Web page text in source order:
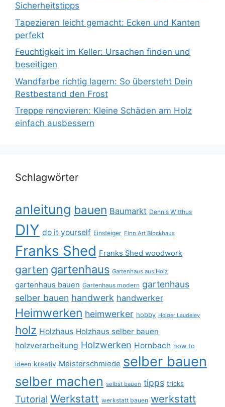
Sicherheitstipps
Tapezieren leicht gemacht: Ecken und Kanten
perfekt
Feuchtigkeit im Keller: Ursachen finden und
beseitigen
Wandfarbe richtig lagern: So übersteht Dein
Restbestand den Frost
Treppe renovieren: Kleine Schäden am Holz
einfach ausbessern
Schlagwörter
anleitung bauen Baumarkt Dennis Witthus
DIY do it yourself Einsteiger Finn Art Blockhaus
Franks Shed Franks Shed woodwork
garten gartenhaus Gartenhaus aus Holz
gartenhaus bauen Gartenhaus modern gartenhaus
selber bauen handwerk handwerker
Heimwerken heimwerker hobby Holger Laudeley
holz Holzhaus Holzhaus selber bauen
holzverarbeitung Holzwerken Hornbach how to
ideen kreativ Meisterschmiede selber bauen
selber machen selbst bauen tipps tricks
Tutorial Werkstatt werkstatt bauen werkstatt